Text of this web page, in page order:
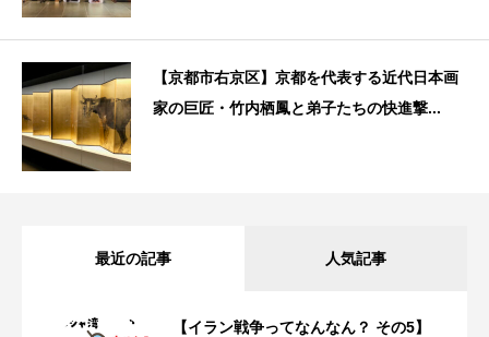
【京都市右京区】京都を代表する近代日本画
家の巨匠・竹内栖鳳と弟子たちの快進撃...
最近の記事 人気記事
【イラン戦争ってなんなん？ その5】